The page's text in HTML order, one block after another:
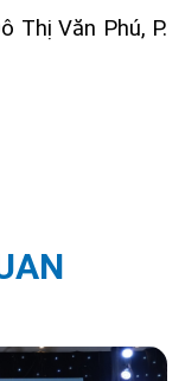
Thị Văn Phú, P.